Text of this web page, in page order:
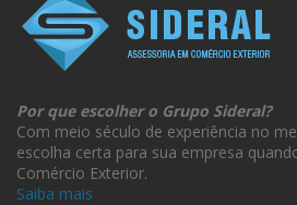
Por que escolher o Grupo Sideral?
Com meio século de experiência no
escolha certa para sua empresa
Comércio Exterior.
Saiba mais